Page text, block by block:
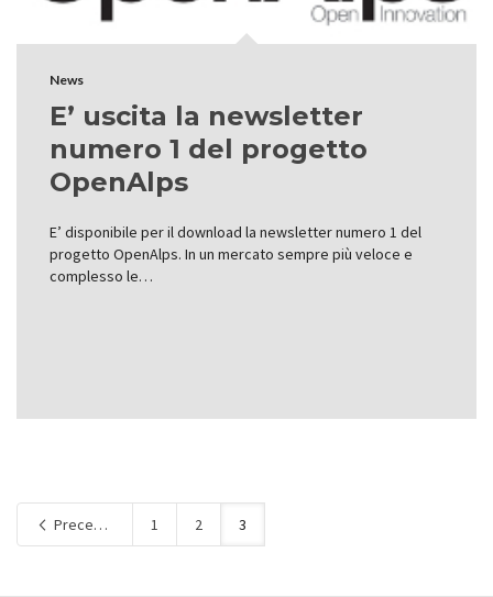
News
E’ uscita la newsletter
numero 1 del progetto
OpenAlps
E’ disponibile per il download la newsletter numero 1 del
progetto OpenAlps. In un mercato sempre più veloce e
complesso le…
Precedente 1 2 3